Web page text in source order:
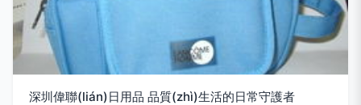
深圳偉聯(lián)日用品 品質(zhì)生活的日常守護者